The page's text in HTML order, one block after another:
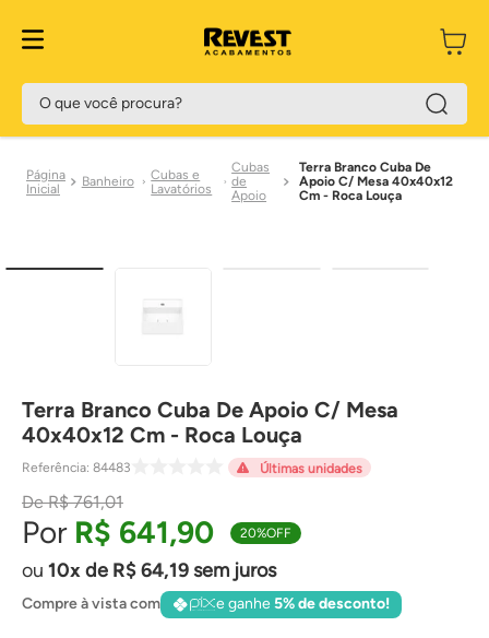
O que você procura?
Banheiro
Cubas e
Lavatórios
Cubas
de
Apoio
Terra Branco Cuba De
Apoio C/ Mesa 40x40x12
Cm - Roca Louça
Terra Branco Cuba De Apoio C/ Mesa
40x40x12 Cm - Roca Louça
Referência: 84483 Últimas unidades
R$ 761,01
R$ 641,90 20%OFF
10 de R$64,19sem juros
Compre à vista com e ganhe5% de desconto!